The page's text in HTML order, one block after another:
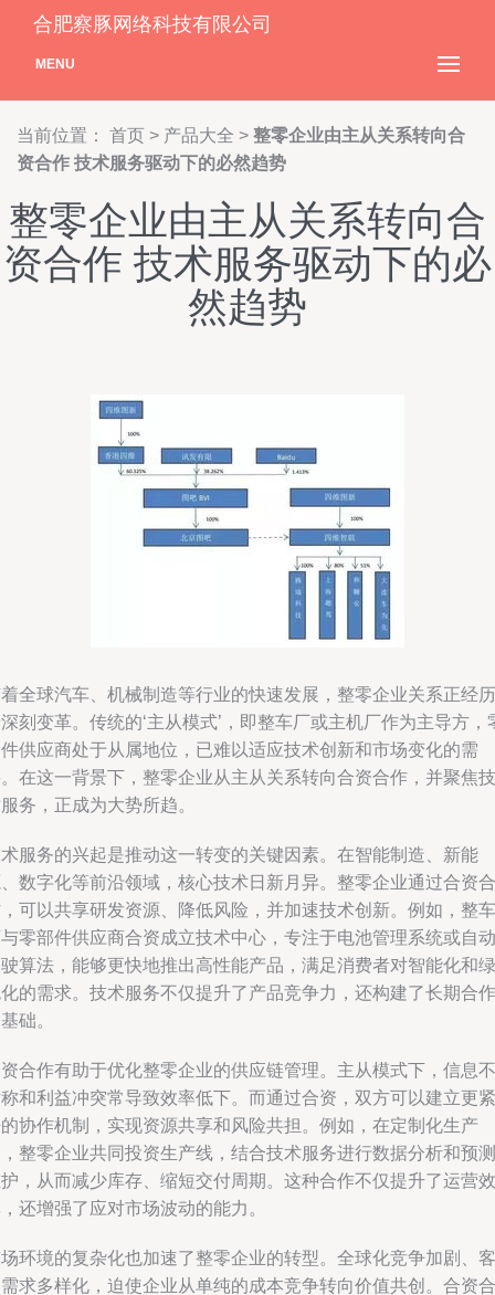
合肥察豚网络科技有限公司
MENU
当前位置： 首页 > 产品大全 > 整零企业由主从关系转向合
资合作 技术服务驱动下的必然趋势
整零企业由主从关系转向合
资合作 技术服务驱动下的必
然趋势
全球汽车、机械制造等行业的快速发展，整零企业关系正经历
刻变革。传统的‘主从模式’，即整车厂或主机厂作为主导方，
供应商处于从属地位，已难以适应技术创新和市场变化的需
在这一背景下，整零企业从主从关系转向合资合作，并聚焦技
务，正成为大势所趋。
服务的兴起是推动这一转变的关键因素。在智能制造、新能
数字化等前沿领域，核心技术日新月异。整零企业通过合资合
可以共享研发资源、降低风险，并加速技术创新。例如，整车
零部件供应商合资成立技术中心，专注于电池管理系统或自动
算法，能够更快地推出高性能产品，满足消费者对智能化和绿
的需求。技术服务不仅提升了产品竞争力，还构建了长期合作
础。
合作有助于优化整零企业的供应链管理。主从模式下，信息不
和利益冲突常导致效率低下。而通过合资，双方可以建立更紧
协作机制，实现资源共享和风险共担。例如，在定制化生产
整零企业共同投资生产线，结合技术服务进行数据分析和预测
，从而减少库存、缩短交付周期。这种合作不仅提升了运营效
还增强了应对市场波动的能力。
环境的复杂化也加速了整零企业的转型。全球化竞争加剧、客
求多样化，迫使企业从单纯的成本竞争转向价值共创。合资合